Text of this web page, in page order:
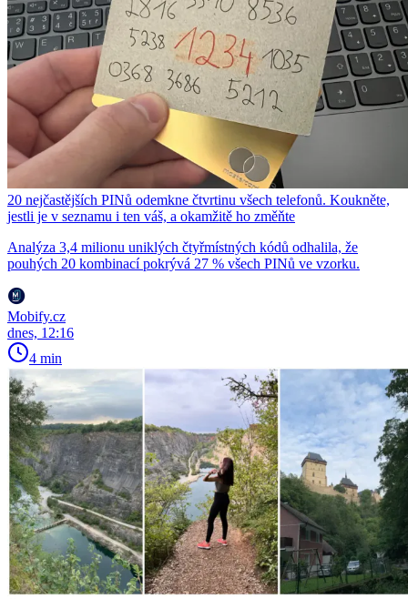
20 nejčastějších PINů odemkne čtvrtinu všech telefonů. Koukněte,
jestli je v seznamu i ten váš, a okamžitě ho změňte
Analýza 3,4 milionu uniklých čtyřmístných kódů odhalila, že
pouhých 20 kombinací pokrývá 27 % všech PINů ve vzorku.
Mobify.cz
dnes, 12:16
4 min